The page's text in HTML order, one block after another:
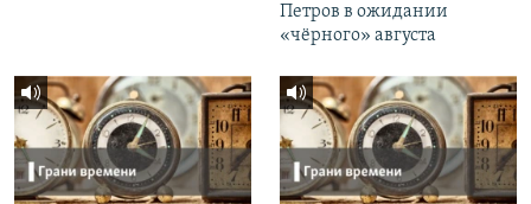
Петров в ожидании
«чёрного» августа